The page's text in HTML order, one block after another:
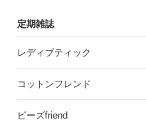
定期雑誌
レディブティック
コットンフレンド
ビーズfriend